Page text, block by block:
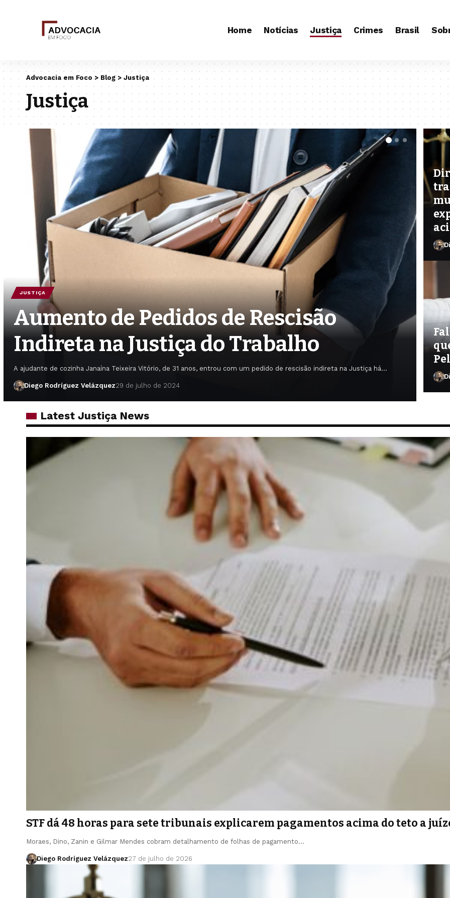
Home Notícias Justiça Crimes Brasil
Advocacia em Foco > Blog> Justiça
Justiça
JUSTIÇA
Aumento de Pedidos de Rescisão
Indireta na Justiça do Trabalho
A ajudante de cozinha Janaína Teixeira Vitório, de 31 anos, entrou com um pedido de rescisão indireta na Justiça há…
Diego Rodríguez Velázquez29 de julho de 2024
Latest Justiça News
STF dá 48 horas para sete tribunais explicarem pagamentos acima do teto a
Moraes, Dino, Zanin e Gilmar Mendes cobram detalhamento de folhas de pagamento…
Diego Rodríguez Velázquez27 de julho de 2026